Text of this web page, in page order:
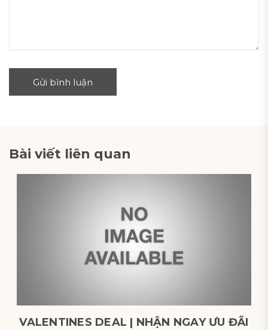
Gửi bình luận
Bài viết liên quan
VALENTINES DEAL | NHẬN NGAY ƯU ĐÃI